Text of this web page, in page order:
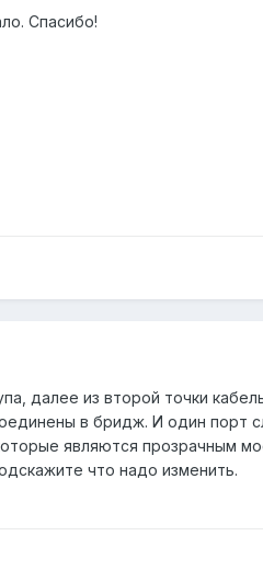
Спасибо!
далее из второй точки
в бридж. И один порт
являются прозрачным
что надо изменить.